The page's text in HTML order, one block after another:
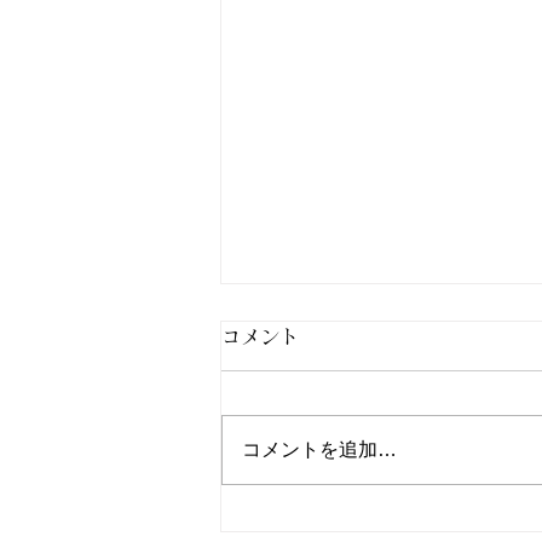
コメント
コメントを追加…